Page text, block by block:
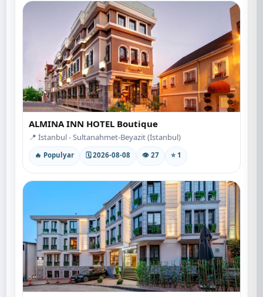
ALMINA INN HOTEL Boutique
📍 İstanbul - Sultanahmet-Beyazit (İstanbul)
🔥 Populyar 🗓 2026-08-08 👁 27 ⭐ 1